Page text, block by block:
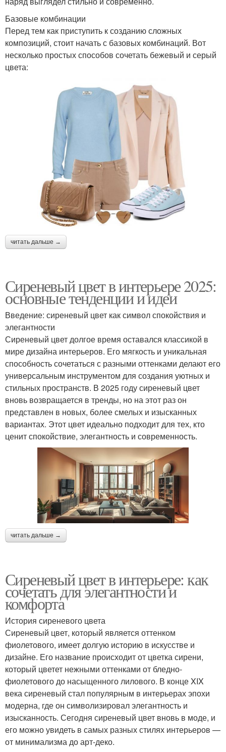
Базовые комбинации
Перед тем как приступить к созданию сложных
композиций, стоит начать с базовых комбинаций. Вот
несколько простых способов сочетать бежевый и серый
цвета:
читать дальше →
Сиреневый цвет в интерьере 2025:
основные тенденции и идеи
Введение: сиреневый цвет как символ спокойствия и
элегантности
Сиреневый цвет долгое время оставался классикой в
мире дизайна интерьеров. Его мягкость и уникальная
способность сочетаться с разными оттенками делают его
универсальным инструментом для создания уютных и
стильных пространств. В 2025 году сиреневый цвет
вновь возвращается в тренды, но на этот раз он
представлен в новых, более смелых и изысканных
вариантах. Этот цвет идеально подходит для тех, кто
ценит спокойствие, элегантность и современность.
читать дальше →
Сиреневый цвет в интерьере: как
сочетать для элегантности и
комфорта
История сиреневого цвета
Сиреневый цвет, который является оттенком
фиолетового, имеет долгую историю в искусстве и
дизайне. Его название происходит от цветка сирени,
который цветет нежными оттенками от бледно-
фиолетового до насыщенного лилового. В конце XIX
века сиреневый стал популярным в интерьерах эпохи
модерна, где он символизировал элегантность и
изысканность. Сегодня сиреневый цвет вновь в моде, и
его можно увидеть в самых разных стилях интерьеров —
от минимализма до арт-деко.